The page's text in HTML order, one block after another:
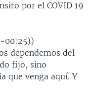
por el COVID 19
00:25))
dependemos del
fijo, sino
que venga aquí. Y